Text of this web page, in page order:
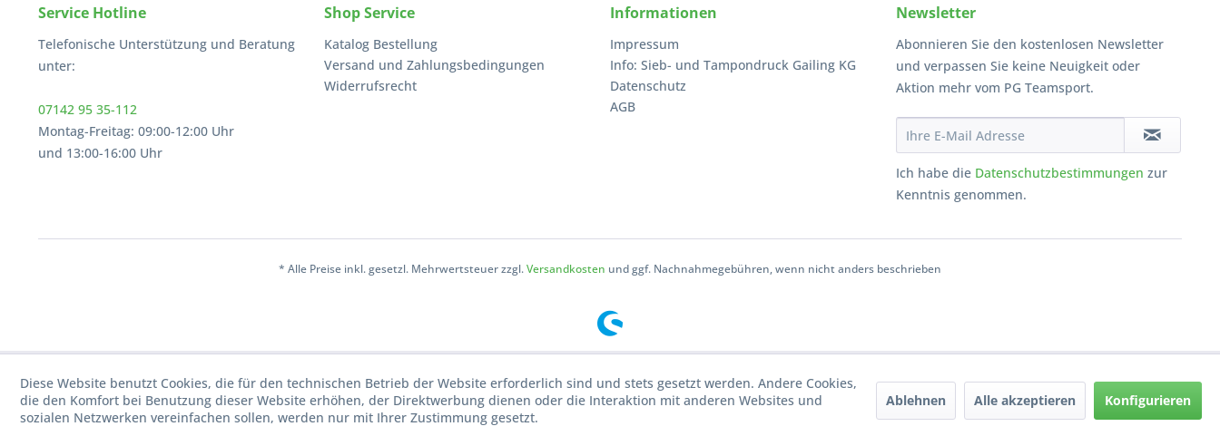
Service Hotline
Telefonische Unterstützung und Beratung
unter:
07142 95 35-112
Montag-Freitag: 09:00-12:00 Uhr
und 13:00-16:00 Uhr
Shop Service
Katalog Bestellung
Versand und Zahlungsbedingungen
Widerrufsrecht
Informationen
Impressum
Info: Sieb- und Tampondruck Gailing KG
Datenschutz
AGB
Newsletter
Abonnieren Sie den kostenlosen Newsletter
und verpassen Sie keine Neuigkeit oder
Aktion mehr vom PG Teamsport.
Ich habe die Datenschutzbestimmungen zur
Kenntnis genommen.
* Alle Preise inkl. gesetzl. Mehrwertsteuer zzgl.Versandkosten und ggf. Nachnahmegebühren, wenn nicht anders beschrieben
Diese Website benutzt Cookies, die für den technischen Betrieb der Website erforderlich sind und stets gesetzt werden. Andere Cookies,
die den Komfort bei Benutzung dieser Website erhöhen, der Direktwerbung dienen oder die Interaktion mit anderen Websites und
sozialen Netzwerken vereinfachen sollen, werden nur mit Ihrer Zustimmung gesetzt.
Ablehnen Alle akzeptieren Konfigurieren